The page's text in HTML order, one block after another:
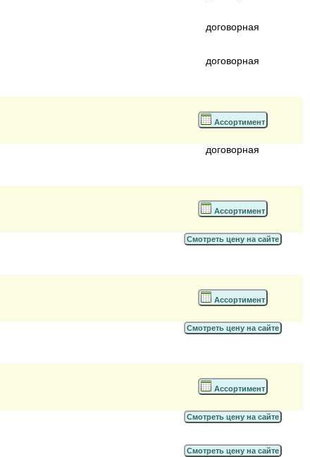
договорная
договорная
Ассортимент
договорная
Ассортимент
Смотреть цену на сайте
Ассортимент
Смотреть цену на сайте
Ассортимент
Смотреть цену на сайте
Смотреть цену на сайте